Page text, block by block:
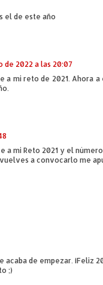
el de este año
de 2022 a las 20:07
mi reto de 2021. Ahora
mi Reto 2021 y el número
a convocarlo me
de empezar. ¡Feliz
;)